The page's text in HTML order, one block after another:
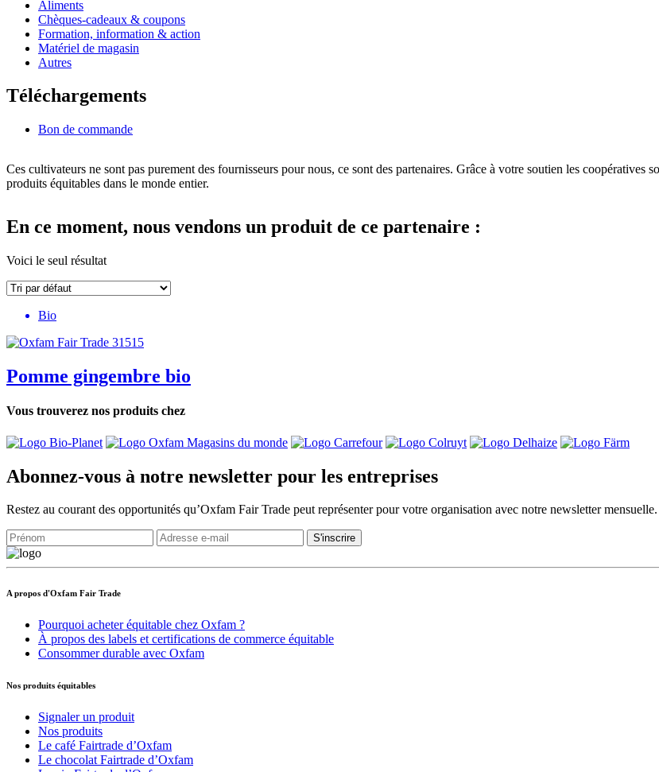
Aliments
Chèques-cadeaux & coupons
Formation, information & action
Matériel de magasin
Autres
Téléchargements
Bon de commande
Ces cultivateurs ne sont pas purement des fournisseurs pour nous, ce sont des partenaires. Grâce à votre soutien les coopératives
produits équitables dans le monde entier.
En ce moment, nous vendons un produit de ce partenaire :
Voici le seul résultat
Bio
Pomme gingembre bio
Vous trouverez nos produits chez
Abonnez-vous à notre newsletter pour les entreprises
Restez au courant des opportunités qu’Oxfam Fair Trade peut représenter pour votre organisation avec notre newsletter mensuelle.
A propos d'Oxfam Fair Trade
Pourquoi acheter équitable chez Oxfam ?
À propos des labels et certifications de commerce équitable
Consommer durable avec Oxfam
Nos produits équitables
Signaler un produit
Nos produits
Le café Fairtrade d’Oxfam
Le chocolat Fairtrade d’Oxfam